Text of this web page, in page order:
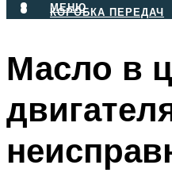
КОРОБКА ПЕРЕДАЧ
МЕНЮ
МЕНЮ
Масло в